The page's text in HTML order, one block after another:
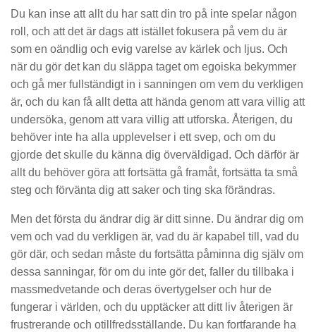
Du kan inse att allt du har satt din tro på inte spelar någon
roll, och att det är dags att istället fokusera på vem du är
som en oändlig och evig varelse av kärlek och ljus. Och
när du gör det kan du släppa taget om egoiska bekymmer
och gå mer fullständigt in i sanningen om vem du verkligen
är, och du kan få allt detta att hända genom att vara villig att
undersöka, genom att vara villig att utforska. Återigen, du
behöver inte ha alla upplevelser i ett svep, och om du
gjorde det skulle du känna dig överväldigad. Och därför är
allt du behöver göra att fortsätta gå framåt, fortsätta ta små
steg och förvänta dig att saker och ting ska förändras.
Men det första du ändrar dig är ditt sinne. Du ändrar dig om
vem och vad du verkligen är, vad du är kapabel till, vad du
gör där, och sedan måste du fortsätta påminna dig själv om
dessa sanningar, för om du inte gör det, faller du tillbaka i
massmedvetande och deras övertygelser och hur de
fungerar i världen, och du upptäcker att ditt liv återigen är
frustrerande och otillfredsställande. Du kan fortfarande ha